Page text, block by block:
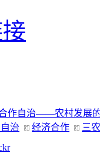
作自治——农村发展
治 经济合作
三